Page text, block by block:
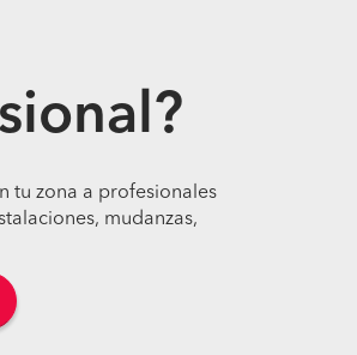
tu zona a profesionales
mudanzas,